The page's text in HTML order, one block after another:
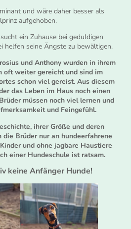
und wäre daher besser als
aufgehoben.
ein Zuhause bei geduldigen
helfen seine Ängste zu bewältigen.
und Anthony wurden in ihrem
oft weiter gereicht und sind im
schon viel gereist. Aus diesem
das Leben im Haus noch einen
müssen noch viel lernen und
und Feingefühl.
ihrer Größe und deren
Brüder nur an hundeerfahrene
und ohne jagbare Haustiere
einer Hundeschule ist ratsam.
keine Anfänger Hunde!